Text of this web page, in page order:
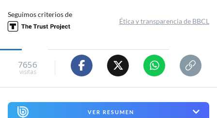
Seguimos criterios de
Ética y transparencia de BBCL
7656
visitas
VER RESUMEN